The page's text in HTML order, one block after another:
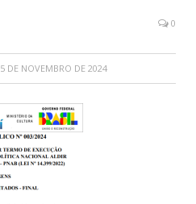
0
5 DE NOVEMBRO DE 2024